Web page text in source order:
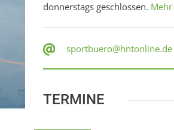
donnerstags geschlossen. Mehr
sportbuero@hntonline.de
TERMINE